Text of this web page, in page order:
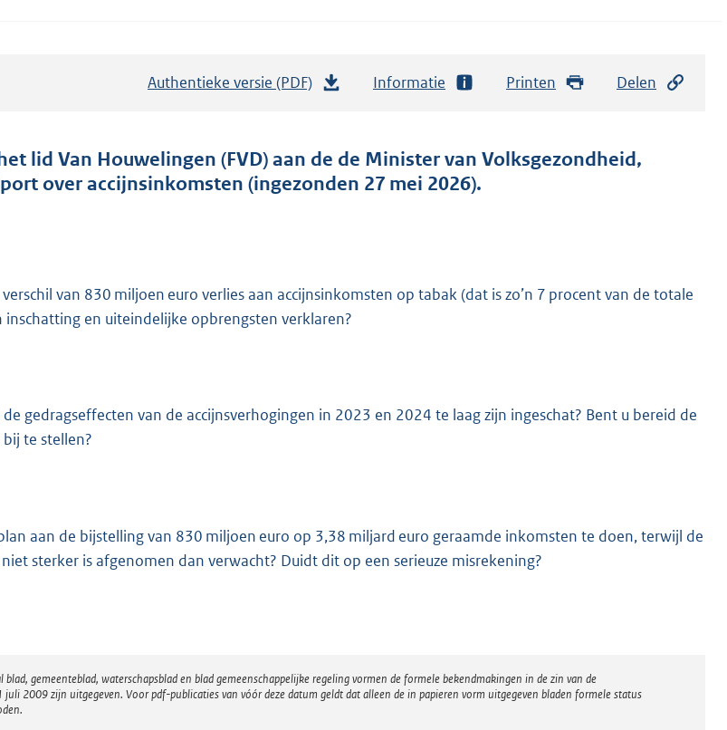
Authentieke versie (PDF)
t
a
r
o
e
b
Informatie Printen Delen
lid Van Houwelingen (FVD) aan de de Minister van Volksgezondheid,
over accijnsinkomsten (ingezonden 27 mei 2026).
van 830 miljoen euro verlies aan accijnsinkomsten op tabak (dat is zo’n 7 procent van de totale
inschatting en uiteindelijke opbrengsten verklaren?
gedragseffecten van de accijnsverhogingen in 2023 en 2024 te laag zijn ingeschat? Bent u bereid de
te stellen?
aan de bijstelling van 830 miljoen euro op 3,38 miljard euro geraamde inkomsten te doen, terwijl de
sterker is afgenomen dan verwacht? Duidt dit op een serieuze misrekening?
gemeenteblad, waterschapsblad en blad gemeenschappelijke regeling vormen de formele bekendmakingen in de zin van de
2009 zijn uitgegeven. Voor pdf-publicaties van vóór deze datum geldt dat alleen de in papieren vorm uitgegeven bladen formele status